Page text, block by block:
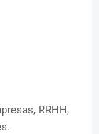
RRHH,